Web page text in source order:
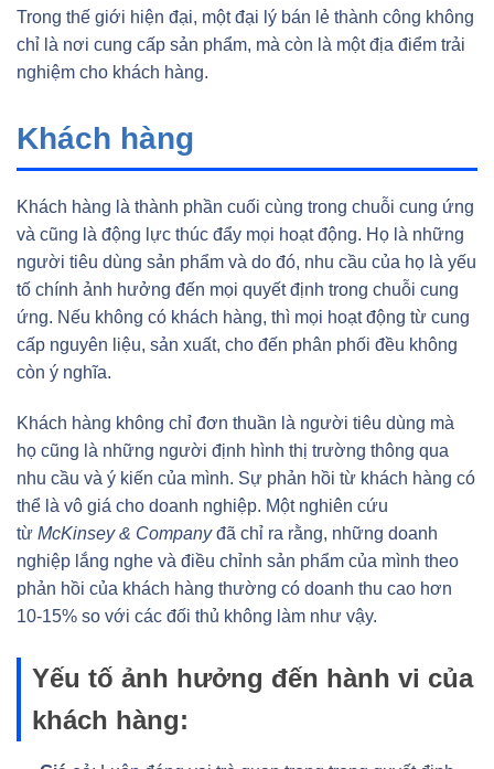
Trong thế giới hiện đại, một đại lý bán lẻ thành công không
chỉ là nơi cung cấp sản phẩm, mà còn là một địa điểm trải
nghiệm cho khách hàng.
Khách hàng
Khách hàng là thành phần cuối cùng trong chuỗi cung ứng
và cũng là động lực thúc đẩy mọi hoạt động. Họ là những
người tiêu dùng sản phẩm và do đó, nhu cầu của họ là yếu
tố chính ảnh hưởng đến mọi quyết định trong chuỗi cung
ứng. Nếu không có khách hàng, thì mọi hoạt động từ cung
cấp nguyên liệu, sản xuất, cho đến phân phối đều không
còn ý nghĩa.
Khách hàng không chỉ đơn thuần là người tiêu dùng mà
họ cũng là những người định hình thị trường thông qua
nhu cầu và ý kiến của mình. Sự phản hồi từ khách hàng có
thể là vô giá cho doanh nghiệp. Một nghiên cứu
từ McKinsey & Companyđã chỉ ra rằng, những doanh
nghiệp lắng nghe và điều chỉnh sản phẩm của mình theo
phản hồi của khách hàng thường có doanh thu cao hơn
10-15% so với các đối thủ không làm như vậy.
Yếu tố ảnh hưởng đến hành vi của
khách hàng: